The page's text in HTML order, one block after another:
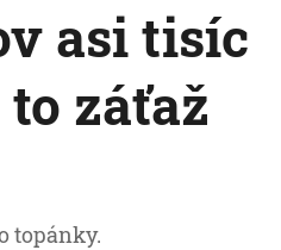
asi tisíc
záťaž
topánky.